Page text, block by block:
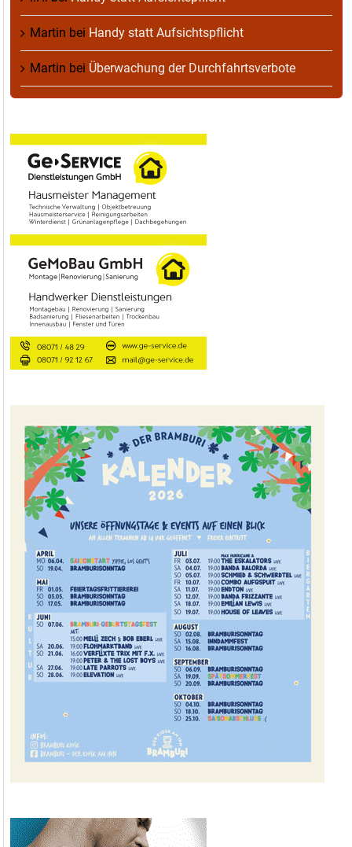
Martin bei Handy statt Aufsichtspflicht
Martin bei Überwachung der Durchfahrtsverbote